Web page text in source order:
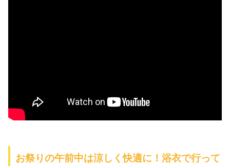
お祭りの午前中は涼しく快適に！浴衣で行って